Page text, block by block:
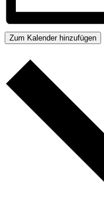
Zum Kalender hinzufügen